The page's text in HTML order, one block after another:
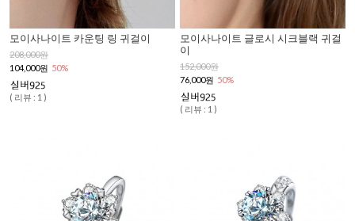
모이사나이트 카운팅 링 귀걸이
208,000원
104,000원 50%
( 리뷰 : 1 )
모이사나이트 글로시 시크블랙 귀걸
이
152,000원
76,000원 50%
( 리뷰 : 1 )